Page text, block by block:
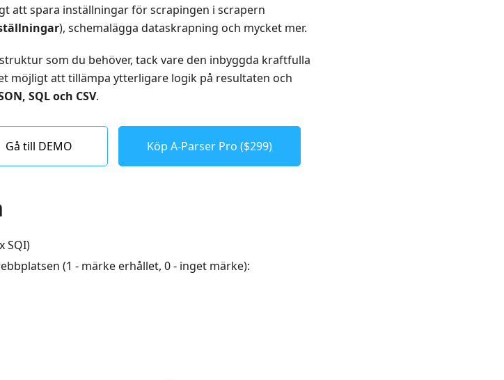
att spara inställningar för scrapingen i scrapern
), schemalägga dataskrapning och mycket mer.
som du behöver, tack vare den inbyggda kraftfulla
möjligt att tillämpa ytterligare logik på resultaten och
SQL och CSV.
Gå till DEMO Köp A-Parser Pro ($299)
SQI)
(1 - märke erhållet, 0 - inget märke):